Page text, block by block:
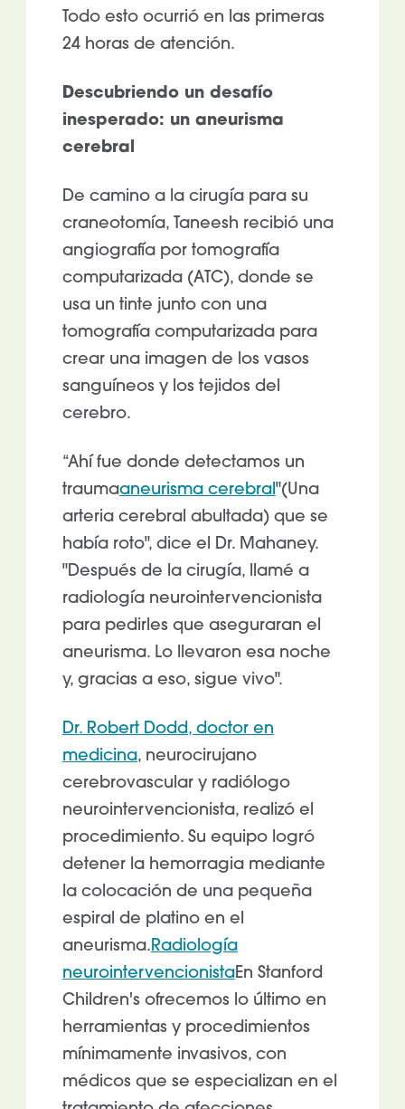
Todo esto ocurrió en las primeras
24 horas de atención.
Descubriendo un desafío
inesperado: un aneurisma
cerebral
De camino a la cirugía para su
craneotomía, Taneesh recibió una
angiografía por tomografía
computarizada (ATC), donde se
usa un tinte junto con una
tomografía computarizada para
crear una imagen de los vasos
sanguíneos y los tejidos del
cerebro.
“Ahí fue donde detectamos un
traumaaneurisma cerebral"(Una
arteria cerebral abultada) que se
había roto", dice el Dr. Mahaney.
"Después de la cirugía, llamé a
radiología neurointervencionista
para pedirles que aseguraran el
aneurisma. Lo llevaron esa noche
y, gracias a eso, sigue vivo".
Dr. Robert Dodd, doctor en
medicina, neurocirujano
cerebrovascular y radiólogo
neurointervencionista, realizó el
procedimiento. Su equipo logró
detener la hemorragia mediante
la colocación de una pequeña
espiral de platino en el
aneurisma.Radiología
neurointervencionistaEn Stanford
Children's ofrecemos lo último en
herramientas y procedimientos
mínimamente invasivos, con
médicos que se especializan en el